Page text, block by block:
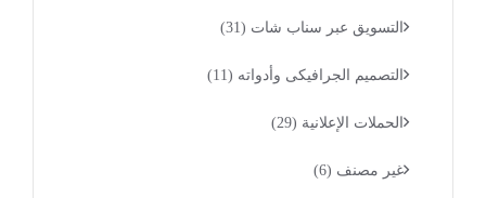
التسويق عبر سناب شات (31)
التصميم الجرافيكى وأدواته (11)
الحملات الإعلانية (29)
غير مصنف (6)